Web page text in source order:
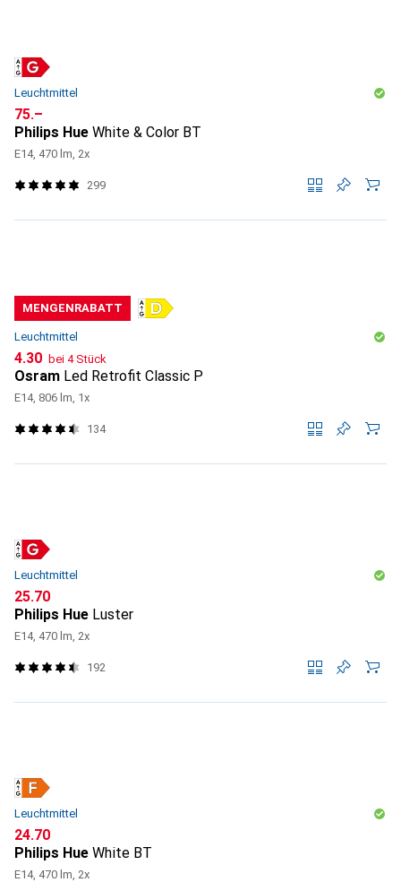
Leuchtmittel
CHF
75.–
Philips Hue White & Color BT
E14, 470 lm, 2x
299
MENGENRABATT
Leuchtmittel
CHF
4.30 bei 4 Stück
Osram Led Retrofit Classic P
E14, 806 lm, 1x
134
Leuchtmittel
CHF
25.70
Philips Hue Luster
E14, 470 lm, 2x
192
Leuchtmittel
CHF
24.70
Philips Hue White BT
E14, 470 lm, 2x